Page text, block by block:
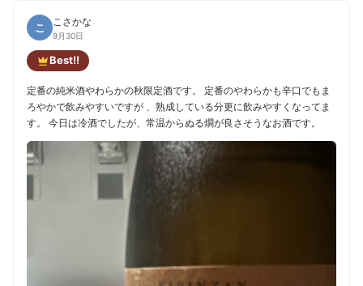
こ こさかな
9月30日
Best!!
定番の純米酒やわらかの秋限定酒です。 定番のやわらかも辛口でもま
ろやかで飲みやすいですが 、熟成している分更に飲みやすくなってま
す。 今日は冷酒でしたが、常温からぬる燗が良さそうなお酒です。